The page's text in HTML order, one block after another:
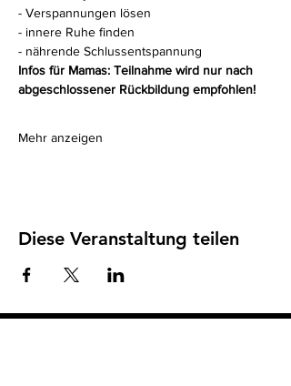
- Verspannungen lösen
- innere Ruhe finden
- nährende Schlussentspannung
Infos für Mamas: Teilnahme wird nur nach
abgeschlossener Rückbildung empfohlen!
Mehr anzeigen
Diese Veranstaltung teilen